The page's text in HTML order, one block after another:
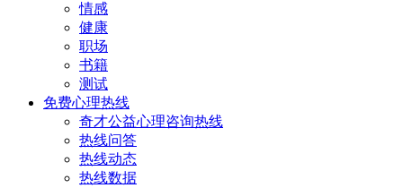
情感
健康
职场
书籍
测试
免费心理热线
奇才公益心理咨询热线
热线问答
热线动态
热线数据